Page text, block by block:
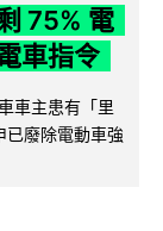
75% 電
車指令
車主患有「里
廢除電動車強